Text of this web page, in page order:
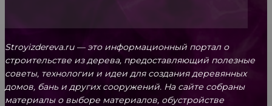
Stroyizdereva.ru — это информационный портал о
строительстве из дерева, предоставляющий полезные
советы, технологии и идеи для создания деревянных
домов, бань и других сооружений. На сайте собраны
материалы о выборе материалов, обустройстве